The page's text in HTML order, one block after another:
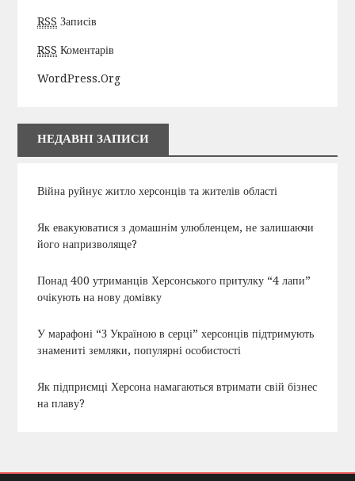
RSS Записів
RSS Коментарів
WordPress.org
НЕДАВНІ ЗАПИСИ
Війна руйнує житло херсонців та жителів області
Як евакуюватися з домашнім улюбленцем, не залишаючи
його напризволяще?
Понад 400 утриманців Херсонського притулку “4 лапи”
очікують на нову домівку
У марафоні “З Україною в серці” херсонців підтримують
знамениті земляки, популярні особистості
Як підприємці Херсона намагаються втримати свій бізнес
на плаву?